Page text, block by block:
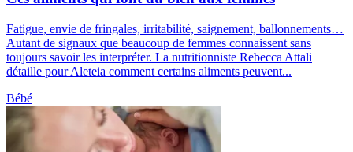
Fatigue, envie de fringales, irritabilité, saignement, ballonnements…
Autant de signaux que beaucoup de femmes connaissent sans
toujours savoir les interpréter. La nutritionniste Rebecca Attali
détaille pour Aleteia comment certains aliments peuvent...
Bébé